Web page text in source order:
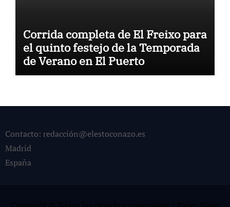
Corrida completa de El Freixo para
el quinto festejo de la Temporada
de Verano en El Puerto
Contacto: redacción@elestoconazo.es
Madrid
España